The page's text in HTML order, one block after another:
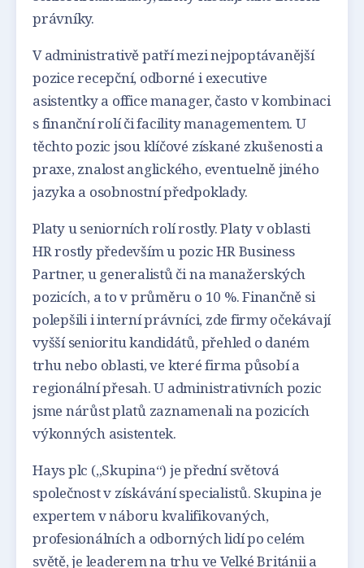
právníky.
V administrativě patří mezi nejpoptávanější
pozice recepční, odborné i executive
asistentky a office manager, často v kombinaci
s finanční rolí či facility managementem. U
těchto pozic jsou klíčové získané zkušenosti a
praxe, znalost anglického, eventuelně jiného
jazyka a osobnostní předpoklady.
Platy u seniorních rolí rostly. Platy v oblasti
HR rostly především u pozic HR Business
Partner, u generalistů či na manažerských
pozicích, a to v průměru o 10 %. Finančně si
polepšili i interní právníci, zde firmy očekávají
vyšší senioritu kandidátů, přehled o daném
trhu nebo oblasti, ve které firma působí a
regionální přesah. U administrativních pozic
jsme nárůst platů zaznamenali na pozicích
výkonných asistentek.
Hays plc („Skupina“) je přední světová
společnost v získávání specialistů. Skupina je
expertem v náboru kvalifikovaných,
profesionálních a odborných lidí po celém
světě, je leaderem na trhu ve Velké Británii a